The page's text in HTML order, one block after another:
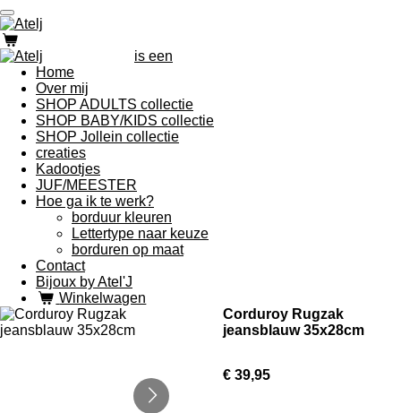
Ga
direct
naar
de
hoofdinhoud
is een
Home
Over mij
SHOP ADULTS collectie
SHOP BABY/KIDS collectie
SHOP Jollein collectie
creaties
Kadootjes
JUF/MEESTER
Hoe ga ik te werk?
borduur kleuren
Lettertype naar keuze
borduren op maat
Contact
Bijoux by Atel'J
Winkelwagen
Corduroy Rugzak
jeansblauw 35x28cm
€ 39,95